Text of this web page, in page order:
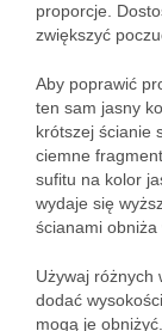
proporcje.
zwiększyć
Aby poprawić
ten sam jasny
krótszej ścianie
ciemne
sufitu na kolor
wydaje się
ścianami obniża
Używaj różnych
dodać
mogą je